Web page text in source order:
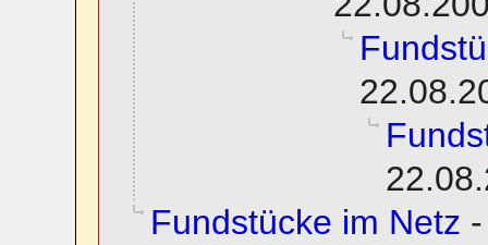
Fundstücke im Netz